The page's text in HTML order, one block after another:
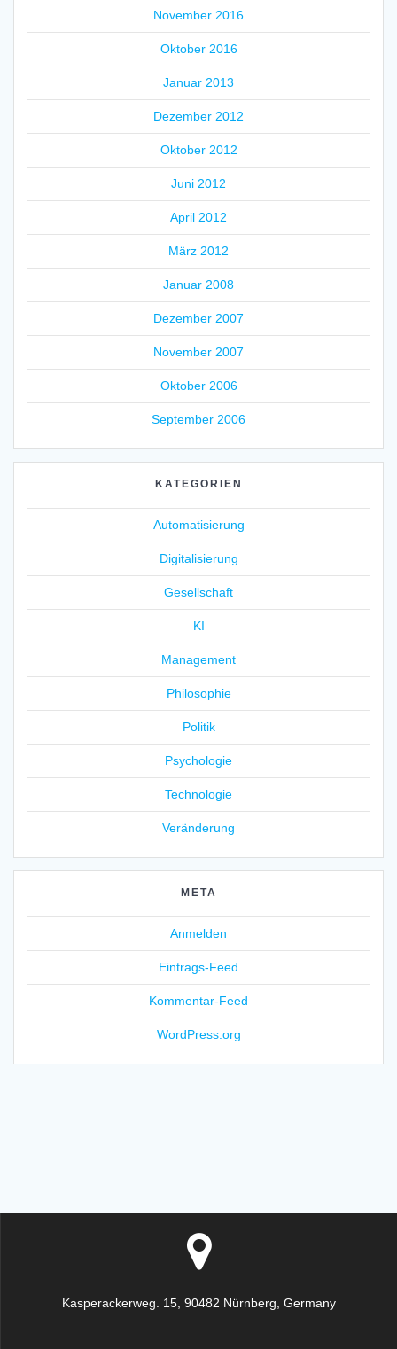
November 2016
Oktober 2016
Januar 2013
Dezember 2012
Oktober 2012
Juni 2012
April 2012
März 2012
Januar 2008
Dezember 2007
November 2007
Oktober 2006
September 2006
KATEGORIEN
Automatisierung
Digitalisierung
Gesellschaft
KI
Management
Philosophie
Politik
Psychologie
Technologie
Veränderung
META
Anmelden
Eintrags-Feed
Kommentar-Feed
WordPress.org
Kasperackerweg. 15, 90482 Nürnberg, Germany